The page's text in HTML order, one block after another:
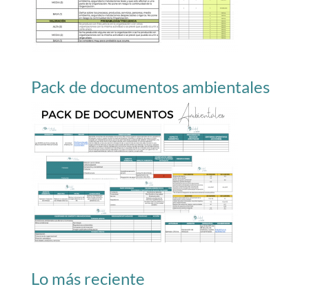
Pack de documentos ambientales
Lo más reciente